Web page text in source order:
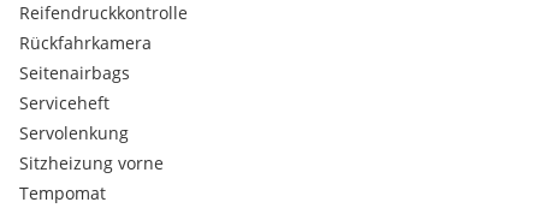
Reifendruckkontrolle
Rückfahrkamera
Seitenairbags
Serviceheft
Servolenkung
Sitzheizung vorne
Tempomat